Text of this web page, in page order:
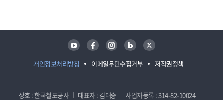
개인정보처리방침 이메일무단수집거부 저작권정책
유튜브 페이스북 인스타그램 블로그 트위터
상호 : 한국철도공사 대표자 : 김태승
사업자등록 : 314-82-10024